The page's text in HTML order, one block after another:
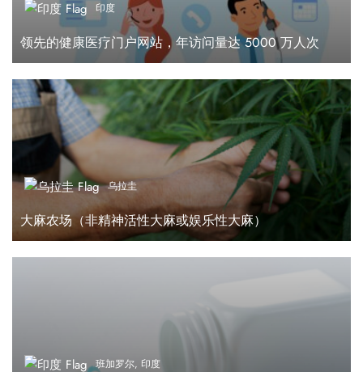
印度
领先的健康医疗门户网站，年访问量达 5000 万人次
乌拉圭
大麻农场（非精神活性大麻或娱乐性大麻）
班加罗尔, 印度